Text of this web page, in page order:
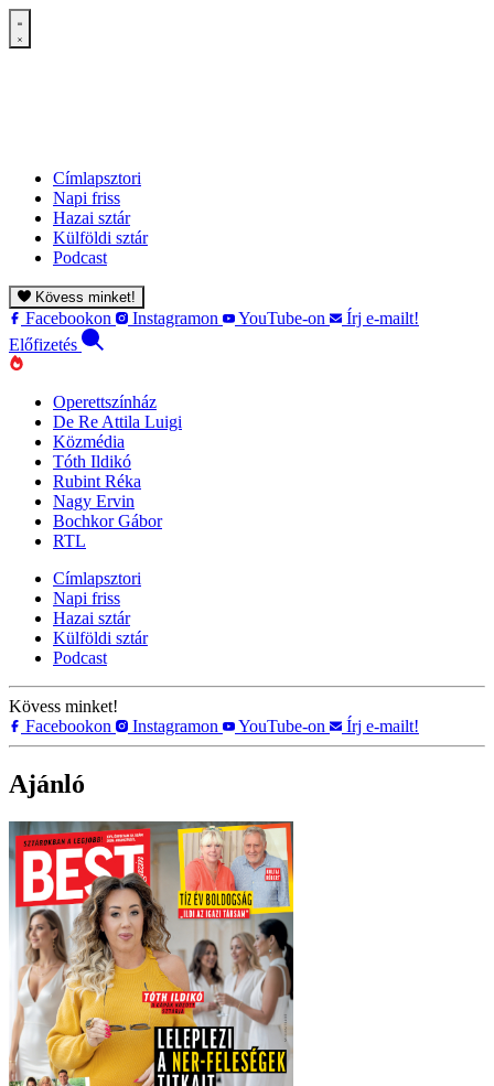
Címlapsztori
Napi friss
Hazai sztár
Külföldi sztár
Podcast
Kövess minket!
Facebookon Instagramon YouTube-on
Írj e-mailt!
Előfizetés
Operettszínház
De Re Attila Luigi
Közmédia
Tóth Ildikó
Rubint Réka
Nagy Ervin
Bochkor Gábor
RTL
Címlapsztori
Napi friss
Hazai sztár
Külföldi sztár
Podcast
Kövess minket!
Facebookon
Instagramon YouTube-on Írj e-mailt!
Ajánló